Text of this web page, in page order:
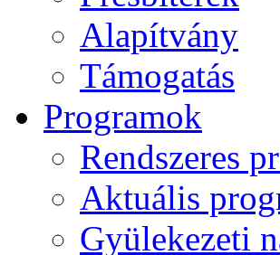
Alapítvány
Támogatás
Programok
Rendszeres
Aktuális
Gyülekezeti